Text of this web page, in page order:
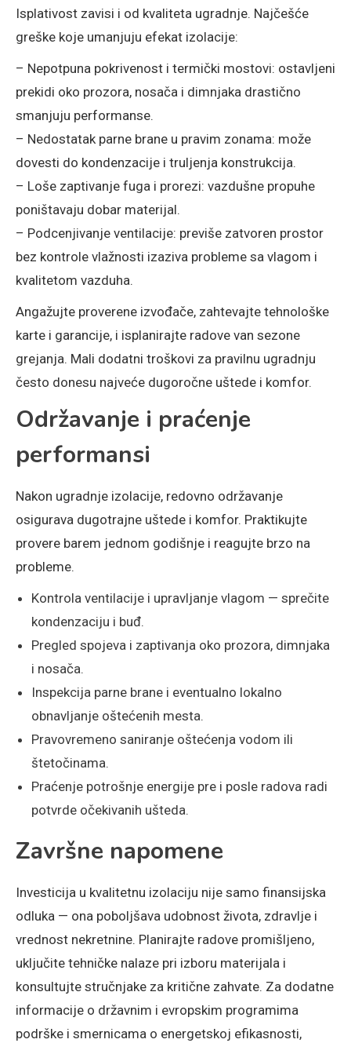
Isplativost zavisi i od kvaliteta ugradnje. Najčešće
greške koje umanjuju efekat izolacije:
– Nepotpuna pokrivenost i termički mostovi: ostavljeni
prekidi oko prozora, nosača i dimnjaka drastično
smanjuju performanse.
– Nedostatak parne brane u pravim zonama: može
dovesti do kondenzacije i truljenja konstrukcija.
– Loše zaptivanje fuga i prorezi: vazdušne propuhe
poništavaju dobar materijal.
– Podcenjivanje ventilacije: previše zatvoren prostor
bez kontrole vlažnosti izaziva probleme sa vlagom i
kvalitetom vazduha.
Angažujte proverene izvođače, zahtevajte tehnološke
karte i garancije, i isplanirajte radove van sezone
grejanja. Mali dodatni troškovi za pravilnu ugradnju
često donesu najveće dugoročne uštede i komfor.
Održavanje i praćenje
performansi
Nakon ugradnje izolacije, redovno održavanje
osigurava dugotrajne uštede i komfor. Praktikujte
provere barem jednom godišnje i reagujte brzo na
probleme.
Kontrola ventilacije i upravljanje vlagom — sprečite
kondenzaciju i buđ.
Pregled spojeva i zaptivanja oko prozora, dimnjaka
i nosača.
Inspekcija parne brane i eventualno lokalno
obnavljanje oštećenih mesta.
Pravovremeno saniranje oštećenja vodom ili
štetočinama.
Praćenje potrošnje energije pre i posle radova radi
potvrde očekivanih ušteda.
Završne napomene
Investicija u kvalitetnu izolaciju nije samo finansijska
odluka — ona poboljšava udobnost života, zdravlje i
vrednost nekretnine. Planirajte radove promišljeno,
uključite tehničke nalaze pri izboru materijala i
konsultujte stručnjake za kritične zahvate. Za dodatne
informacije o državnim i evropskim programima
podrške i smernicama o energetskoj efikasnosti,